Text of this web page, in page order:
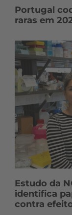
Portugal
raras em
Estudo da
identifica
contra